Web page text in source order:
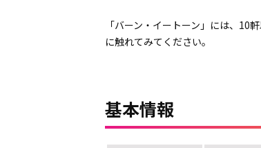
「バーン・イートーン」には、10
に触れてみてください。
基本情報